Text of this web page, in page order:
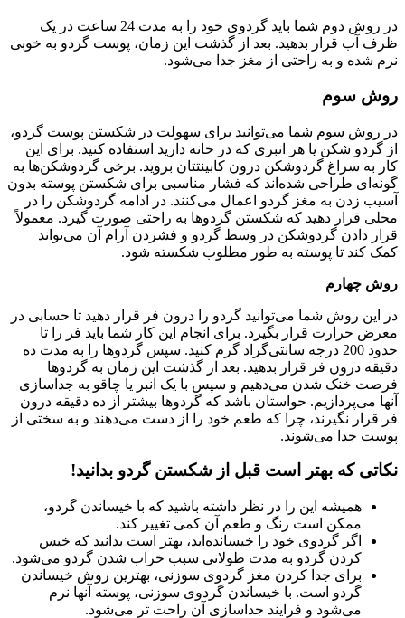
در روش دوم شما باید گردوی خود را به مدت 24 ساعت در یک
ظرف آب قرار بدهید. بعد از گذشت این زمان، پوست گردو به خوبی
نرم شده و به راحتی از مغز جدا می‌شود.
روش سوم
در روش سوم شما می‌توانید برای سهولت در شکستن پوست گردو،
از گردو شکن یا هر انبری که در خانه دارید استفاده کنید. برای این
کار به سراغ گردوشکن درون کابینتتان بروید. برخی گردوشکن‌ها به
گونه‌ای طراحی شده‌اند که فشار مناسبی برای شکستن پوسته بدون
آسیب زدن به مغز گردو اعمال می‌کنند. در ادامه گردوشکن را در
محلی قرار دهید که شکستن گردوها به راحتی صورت گیرد. معمولاً
قرار دادن گردوشکن در وسط گردو و فشردن آرام آن می‌تواند
کمک کند تا پوسته به طور مطلوب شکسته شود.
روش چهارم
در این روش شما می‌توانید گردو را درون فر قرار دهید تا حسابی در
معرض حرارت قرار بگیرد. برای انجام این کار شما باید فر را تا
حدود 200 درجه سانتی‌گراد گرم کنید. سپس گردوها را به مدت ده
دقیقه درون فر قرار بدهید. بعد از گذشت این زمان به گردوها
فرصت خنک شدن می‌دهیم و سپس با یک انبر یا چاقو به جداسازی
آنها می‌پردازیم. حواستان باشد که گردوها بیشتر از ده دقیقه درون
فر قرار نگیرند، چرا که طعم خود را از دست می‌دهند و به سختی از
پوست جدا می‌شوند.
نکاتی که بهتر است قبل از شکستن گردو بدانید!
همیشه این را در نظر داشته باشید که با خیساندن گردو،
ممکن است رنگ و طعم آن کمی تغییر کند.
اگر گردوی خود را خیسانده‌اید، بهتر است بدانید که خیس
کردن گردو به مدت طولانی سبب خراب شدن گردو می‌شود.
برای جدا کردن مغز گردوی سوزنی، بهترین روش خیساندن
گردو است. با خیساندن گردوی سوزنی، پوسته آنها نرم
می‌شود و فرایند جداسازی آن راحت تر می‌شود.